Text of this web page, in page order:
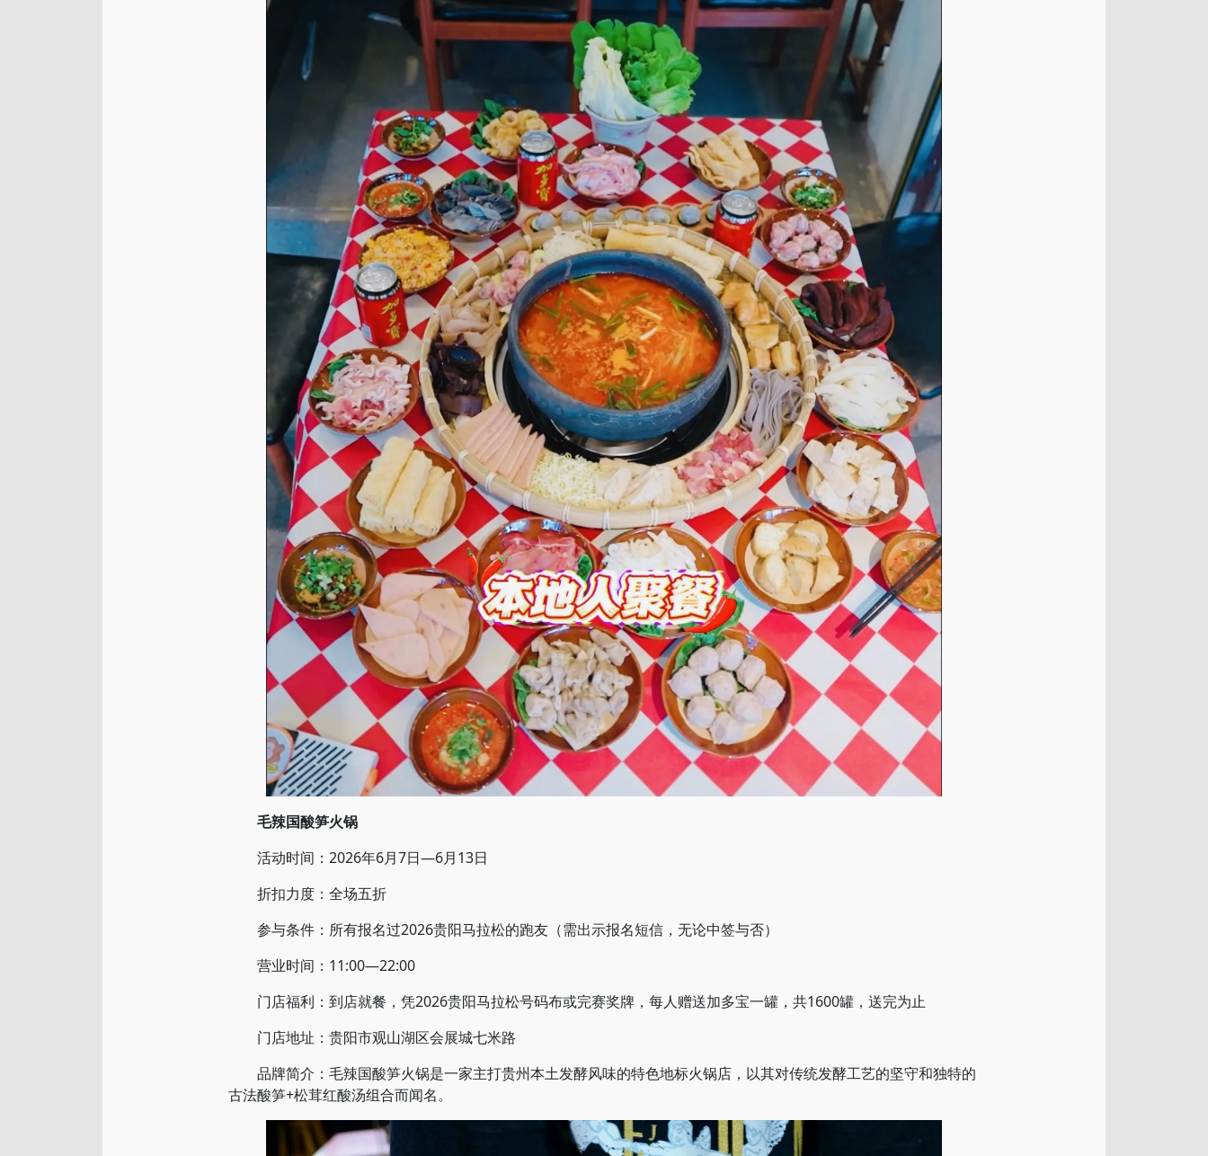
毛辣国酸笋火锅
活动时间：2026年6月7日—6月13日
折扣力度：全场五折
参与条件：所有报名过2026贵阳马拉松的跑友（需出示报名短信，无论中签与否）
营业时间：11:00—22:00
门店福利：到店就餐，凭2026贵阳马拉松号码布或完赛奖牌，每人赠送加多宝一罐，共1600罐，送完为止
门店地址：贵阳市观山湖区会展城七米路
品牌简介：毛辣国酸笋火锅是一家主打贵州本土发酵风味的特色地标火锅店，以其对传统发酵工艺的坚守和独特的
古法酸笋+松茸红酸汤组合而闻名。